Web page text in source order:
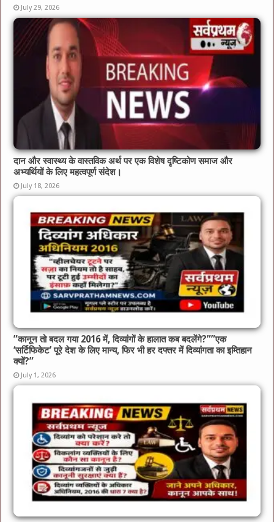
July 29, 2026
दान और स्वास्थ्य के वास्तविक अर्थ पर एक विशेष दृष्टिकोण समाज और
अभ्यर्थियों के लिए महत्वपूर्ण संदेश।
July 18, 2026
​”कानून तो बदल गया 2016 में, दिव्यांगों के हालात कब बदलेंगे?”​”एक
‘सर्टिफिकेट’ पूरे देश के लिए मान्य, फिर भी हर दफ्तर में दिव्यांगता का इम्तिहान
क्यों?”
July 1, 2026